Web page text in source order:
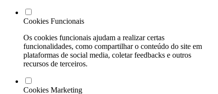
Cookies Funcionais
Os cookies funcionais ajudam a realizar certas
funcionalidades, como compartilhar o conteúdo do site em
plataformas de social media, coletar feedbacks e outros
recursos de terceiros.
Cookies Marketing